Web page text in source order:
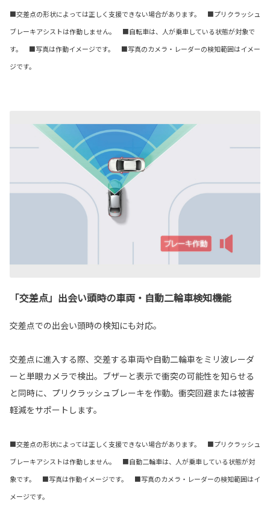
■交差点の形状によっては正しく支援できない場合があります。 ■プリクラッシュ
ブレーキアシストは作動しません。 ■自転車は、人が乗車している状態が対象で
す。 ■写真は作動イメージです。 ■写真のカメラ・レーダーの検知範囲はイメー
ジです。
「交差点」出会い頭時の車両・自動二輪車検知機能
交差点での出会い頭時の検知にも対応。
交差点に進入する際、交差する車両や自動二輪車をミリ波レーダ
ーと単眼カメラで検出。ブザーと表示で衝突の可能性を知らせる
と同時に、プリクラッシュブレーキを作動。衝突回避または被害
軽減をサポートします。
■交差点の形状によっては正しく支援できない場合があります。 ■プリクラッシュ
ブレーキアシストは作動しません。 ■自動二輪車は、人が乗車している状態が対
象です。 ■写真は作動イメージです。 ■写真のカメラ・レーダーの検知範囲はイ
メージです。